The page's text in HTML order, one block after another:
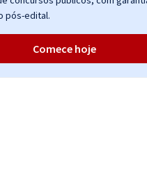
pós-edital.
Comece hoje